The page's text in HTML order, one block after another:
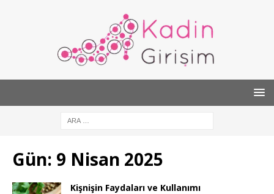
Gün: 9 Nisan 2025
Kişnişin Faydaları ve Kullanımı